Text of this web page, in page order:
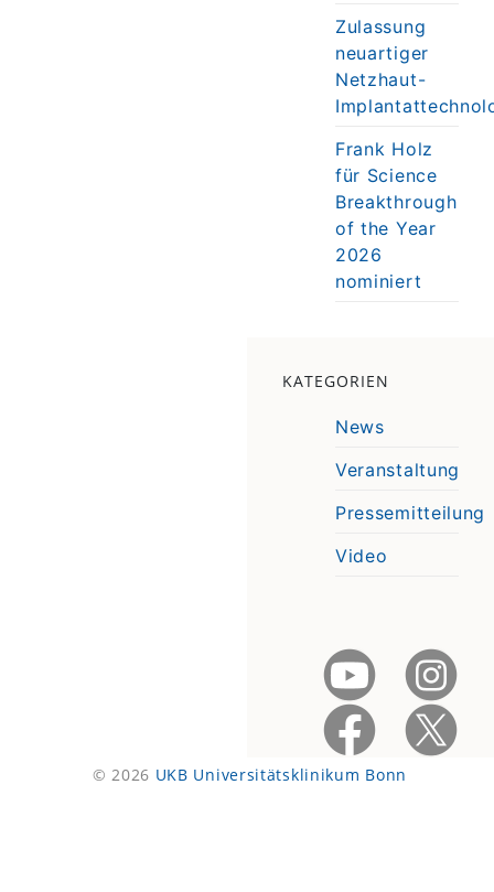
Zulassung
neuartiger
Netzhaut-
Frank Holz
für Science
Breakthrough
of the Year
2026
nominiert
KATEGORIEN
News
Veranstaltung
Pressemitteilung
Video
© 2026 UKB Universitätsklinikum Bonn